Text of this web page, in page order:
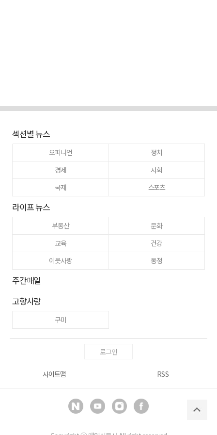
섹션별 뉴스
오피니언
정치
경제
사회
국제
스포츠
라이프 뉴스
부동산
문화
교육
건강
이웃사랑
동정
주간매일
고향사랑
구미
로그인
사이트맵 RSS